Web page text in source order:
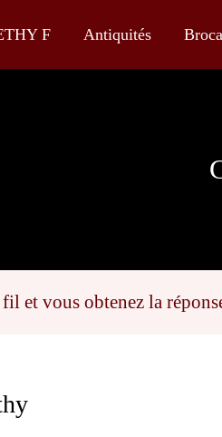
F Antiquités
et vous obtenez la